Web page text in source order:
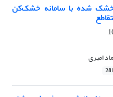
خشک شده با سامانه خشک‌کن
امیری